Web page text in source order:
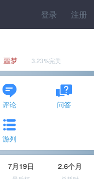
登录 注册
噩梦 3.23%完美
评论 问答
游列
7月19日 2.6个月